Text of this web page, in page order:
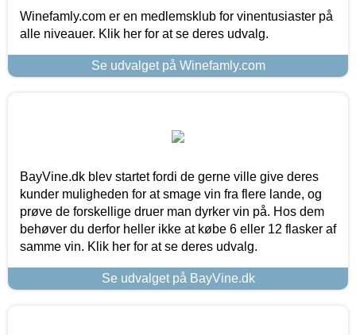
Winefamly.com er en medlemsklub for vinentusiaster på
alle niveauer. Klik her for at se deres udvalg.
Se udvalget på Winefamly.com
BayVine.dk blev startet fordi de gerne ville give deres
kunder muligheden for at smage vin fra flere lande, og
prøve de forskellige druer man dyrker vin på. Hos dem
behøver du derfor heller ikke at købe 6 eller 12 flasker af
samme vin. Klik her for at se deres udvalg.
Se udvalget på BayVine.dk